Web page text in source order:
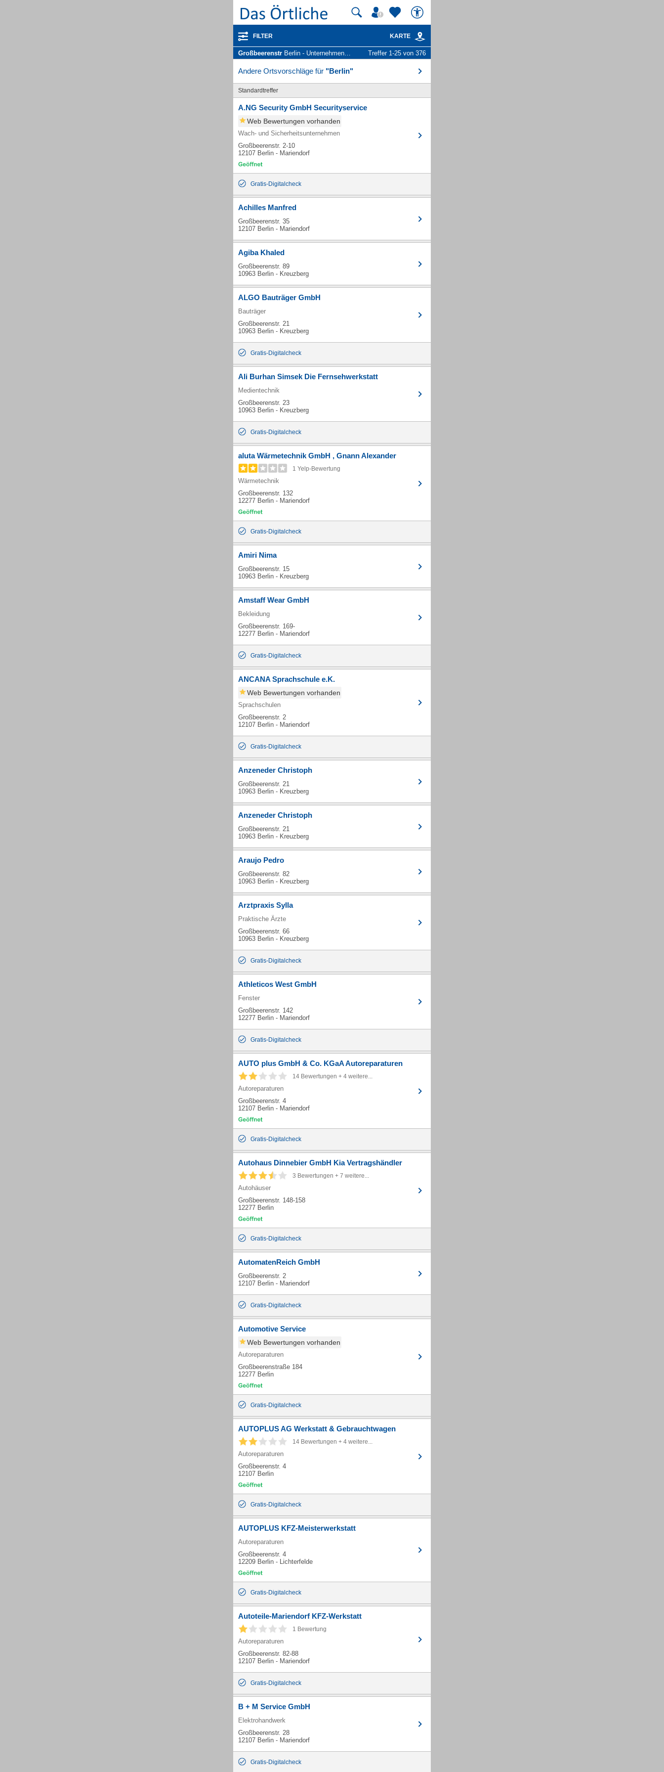
FILTER KARTE
Großbeerenstr Berlin - Unternehmen und Personen Treffer 1-25 von 376
Andere Ortsvorschläge für "Berlin"
Standardtreffer
A.NG Security GmbH Securityservice
Web Bewertungen vorhanden
Wach- und Sicherheitsunternehmen
Großbeerenstr. 2-10
12107 Berlin - Mariendorf
Gratis-Digitalcheck
Achilles Manfred
Großbeerenstr. 35
12107 Berlin - Mariendorf
Agiba Khaled
Großbeerenstr. 89
10963 Berlin - Kreuzberg
ALGO Bauträger GmbH
Bauträger
Großbeerenstr. 21
10963 Berlin - Kreuzberg
Gratis-Digitalcheck
Ali Burhan Simsek Die Fernsehwerkstatt
Medientechnik
Großbeerenstr. 23
10963 Berlin - Kreuzberg
Gratis-Digitalcheck
aluta Wärmetechnik GmbH , Gnann Alexander
1 Yelp-Bewertung
Wärmetechnik
Großbeerenstr. 132
12277 Berlin - Mariendorf
Gratis-Digitalcheck
Amiri Nima
Großbeerenstr. 15
10963 Berlin - Kreuzberg
Amstaff Wear GmbH
Bekleidung
Großbeerenstr. 169-
12277 Berlin - Mariendorf
Gratis-Digitalcheck
ANCANA Sprachschule e.K.
Web Bewertungen vorhanden
Sprachschulen
Großbeerenstr. 2
12107 Berlin - Mariendorf
Gratis-Digitalcheck
Anzeneder Christoph
Großbeerenstr. 21
10963 Berlin - Kreuzberg
Anzeneder Christoph
Großbeerenstr. 21
10963 Berlin - Kreuzberg
Araujo Pedro
Großbeerenstr. 82
10963 Berlin - Kreuzberg
Arztpraxis Sylla
Praktische Ärzte
Großbeerenstr. 66
10963 Berlin - Kreuzberg
Gratis-Digitalcheck
Athleticos West GmbH
Fenster
Großbeerenstr. 142
12277 Berlin - Mariendorf
Gratis-Digitalcheck
AUTO plus GmbH & Co. KGaA Autoreparaturen
14 Bewertungen + 4 weitere...
Autoreparaturen
Großbeerenstr. 4
12107 Berlin - Mariendorf
Gratis-Digitalcheck
Autohaus Dinnebier GmbH Kia Vertragshändler
3 Bewertungen + 7 weitere...
Autohäuser
Großbeerenstr. 148-158
12277 Berlin
Gratis-Digitalcheck
AutomatenReich GmbH
Großbeerenstr. 2
12107 Berlin - Mariendorf
Gratis-Digitalcheck
Automotive Service
Web Bewertungen vorhanden
Autoreparaturen
Großbeerenstraße 184
12277 Berlin
Gratis-Digitalcheck
AUTOPLUS AG Werkstatt & Gebrauchtwagen
14 Bewertungen + 4 weitere...
Autoreparaturen
Großbeerenstr. 4
12107 Berlin
Gratis-Digitalcheck
AUTOPLUS KFZ-Meisterwerkstatt
Autoreparaturen
Großbeerenstr. 4
12209 Berlin - Lichterfelde
Gratis-Digitalcheck
Autoteile-Mariendorf KFZ-Werkstatt
1 Bewertung
Autoreparaturen
Großbeerenstr. 82-88
12107 Berlin - Mariendorf
Gratis-Digitalcheck
B + M Service GmbH
Elektrohandwerk
Großbeerenstr. 28
12107 Berlin - Mariendorf
Gratis-Digitalcheck